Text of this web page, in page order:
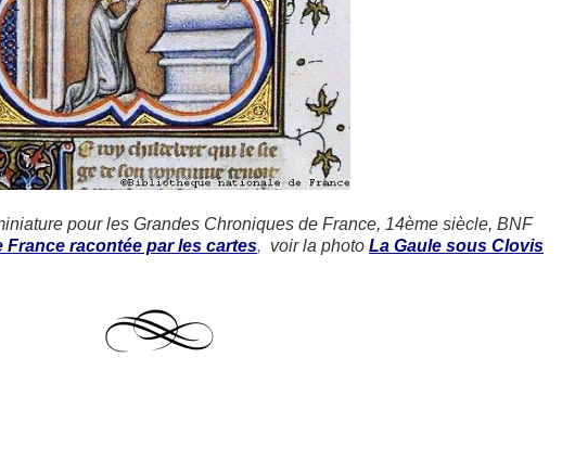
pour les Grandes Chroniques de France, 14ème siècle, BNF
France racontée par les cartes, voir la photo La Gaule sous Clovis